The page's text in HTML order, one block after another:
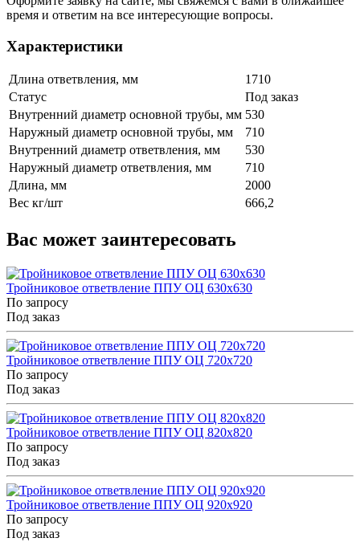
время и ответим на все интересующие вопросы.
Характеристики
Длина ответвления, мм
1710
Статус
Под заказ
Внутренний диаметр основной трубы, мм 530
Наружный диаметр основной трубы, мм
710
Внутренний диаметр ответвления, мм
530
Наружный диаметр ответвления, мм
710
Длина, мм
2000
Вес кг/шт
666,2
Вас может заинтересовать
Тройниковое ответвление ППУ ОЦ 630x630
По запросу
Под заказ
Тройниковое ответвление ППУ ОЦ 720x720
По запросу
Под заказ
Тройниковое ответвление ППУ ОЦ 820x820
По запросу
Под заказ
Тройниковое ответвление ППУ ОЦ 920x920
По запросу
Под заказ